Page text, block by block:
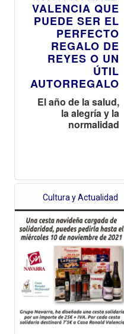
VALENCIA QUE
PUEDE SER EL
PERFECTO
REGALO DE
REYES O UN
ÚTIL
AUTORREGALO
El año de la salud,
la alegría y la
normalidad
Cultura y Actualidad